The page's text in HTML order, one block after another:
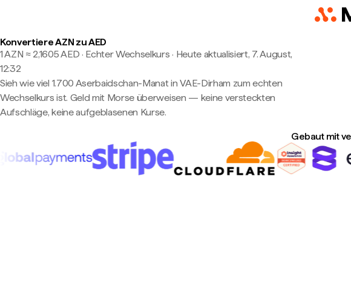
Konvertiere AZN zu AED
1 AZN ≈ 2,1605 AED · Echter Wechselkurs · Heute aktualisiert, 7. August,
12:32
Sieh wie viel 1.700 Aserbaidschan-Manat in VAE-Dirham zum echten
Wechselkurs ist. Geld mit Morse überweisen — keine versteckten
Aufschläge, keine aufgeblasenen Kurse.
Gebaut mit